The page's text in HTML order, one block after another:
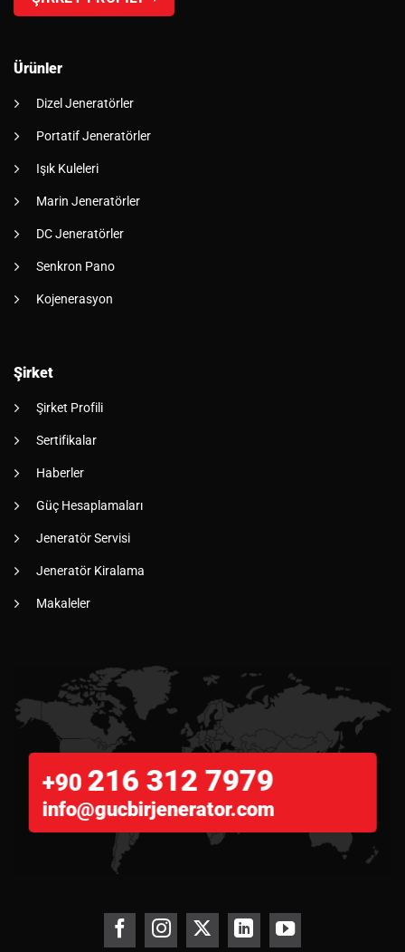
Ürünler
Dizel Jeneratörler
Portatif Jeneratörler
Işık Kuleleri
Marin Jeneratörler
DC Jeneratörler
Senkron Pano
Kojenerasyon
Şirket
Şirket Profili
Sertifikalar
Haberler
Güç Hesaplamaları
Jeneratör Servisi
Jeneratör Kiralama
Makaleler
+90 216 312 7979
info@gucbirjenerator.com